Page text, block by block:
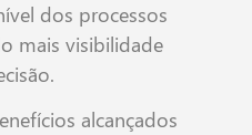
dos processos
mais visibilidade
alcançados